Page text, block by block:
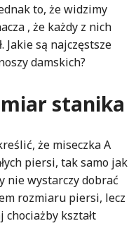
to, że widzimy
, że każdy z nich
Jakie są najczęstsze
damskich?
stanika
że miseczka A
piersi, tak samo jak
nie wystarczy dobrać
rozmiaru piersi, lecz
kształt